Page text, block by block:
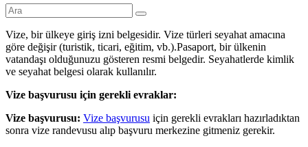
Vize, bir ülkeye giriş izni belgesidir. Vize türleri seyahat amacına
göre değişir (turistik, ticari, eğitim, vb.).Pasaport, bir ülkenin
vatandaşı olduğunuzu gösteren resmi belgedir. Seyahatlerde kimlik
ve seyahat belgesi olarak kullanılır.
Vize başvurusu için gerekli evraklar:
Vize başvurusu: Vize başvurusu için gerekli evrakları hazırladıktan
sonra vize randevusu alıp başvuru merkezine gitmeniz gerekir.